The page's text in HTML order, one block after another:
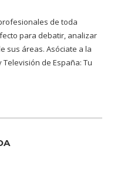
de toda
para debatir, analizar
sus áreas. Asóciate a la
de España: Tu